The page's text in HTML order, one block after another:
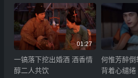
01:27
一镐落下挖出婚酒 酒香情
醇二人共饮
何惟芳醉倒
背着心缱绻